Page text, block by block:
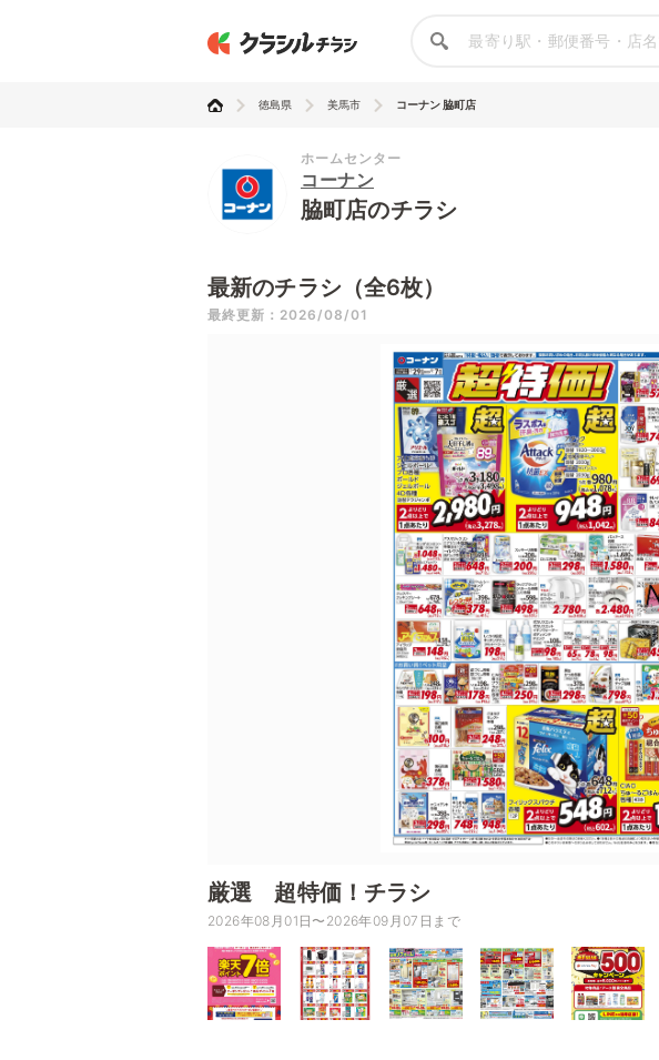
徳島県 美馬市 コーナン 脇町店
ホームセンター
コーナン
脇町店のチラシ
最新のチラシ（全6枚）
最終更新：2026/08/01
厳選 超特価！チラシ
2026年08月01日〜2026年09月07日まで